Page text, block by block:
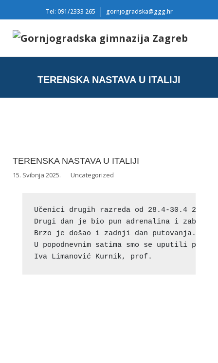
Tel: 091/2333 265 gornjogradska@ggg.hr
TERENSKA NASTAVA U ITALIJI
TERENSKA NASTAVA U ITALIJI
15. Svibnja 2025. Uncategorized
Učenici drugih razreda od 28.4-30.4
Drugi dan je bio pun adrenalina i
Brzo je došao i zadnji dan putovanja.
U popodnevnim satima smo se uputili
Iva Limanović Kurnik, prof.